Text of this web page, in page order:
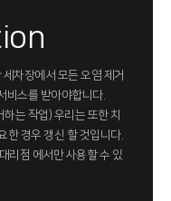
차장에서 모든 오염 제거
비스를 받아야합니다.
는 작업) 우리는 또한 치
한 경우 갱신 할 것입니다.
리점 에서만 사용할 수 있